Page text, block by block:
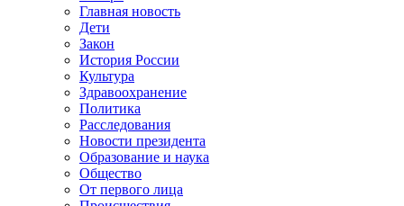
Главная новость
Дети
Закон
История России
Культура
Здравоохранение
Политика
Расследования
Новости президента
Образование и наука
Общество
От первого лица